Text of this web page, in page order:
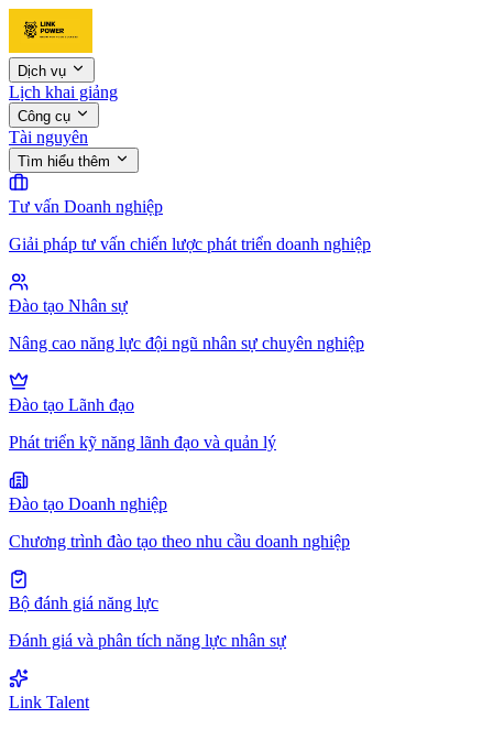
Dịch vụ
Lịch khai giảng
Công cụ
Tài nguyên
Tìm hiểu thêm
Tư vấn Doanh nghiệp
Giải pháp tư vấn chiến lược phát triển doanh nghiệp
Đào tạo Nhân sự
Nâng cao năng lực đội ngũ nhân sự chuyên nghiệp
Đào tạo Lãnh đạo
Phát triển kỹ năng lãnh đạo và quản lý
Đào tạo Doanh nghiệp
Chương trình đào tạo theo nhu cầu doanh nghiệp
Bộ đánh giá năng lực
Đánh giá và phân tích năng lực nhân sự
Link Talent